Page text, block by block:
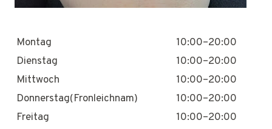
Montag
10:00–20:00
Dienstag
10:00–20:00
Mittwoch
10:00–20:00
Donnerstag(Fronleichnam)
10:00–20:00
Freitag
10:00–20:00